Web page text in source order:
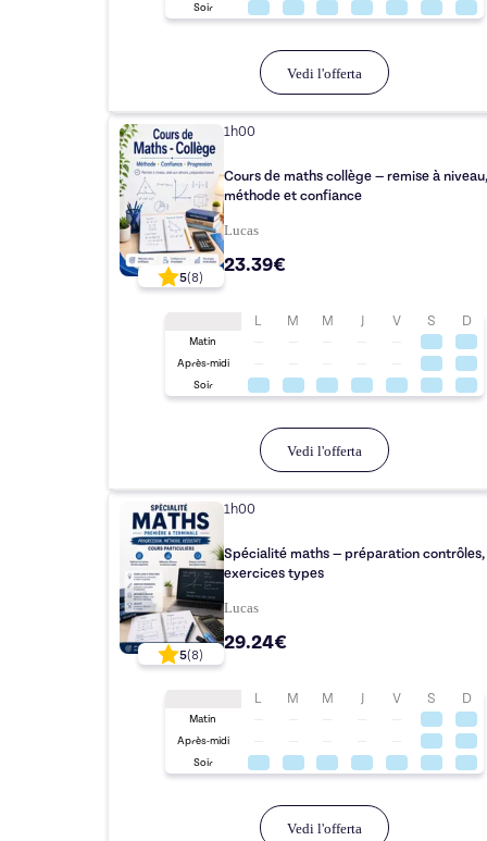
Soir
Vedi l'offerta
5(8)
1h00
Cours de maths collège — remise à niveau,
méthode et confiance
Lucas
23.39€
L M M J V S D
Matin
Après-midi
Soir
Vedi l'offerta
5(8)
1h00
Spécialité maths — préparation
exercices types
Lucas
29.24€
L M M J V S D
Matin
Après-midi
Soir
Vedi l'offerta